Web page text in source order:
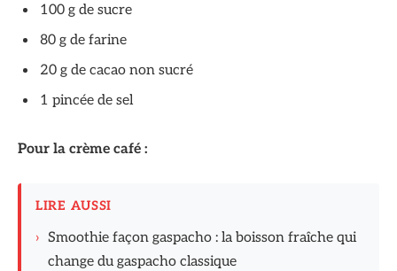
100 g de sucre
80 g de farine
20 g de cacao non sucré
1 pincée de sel
Pour la crème café :
LIRE AUSSI
› Smoothie façon gaspacho : la boisson fraîche qui
change du gaspacho classique